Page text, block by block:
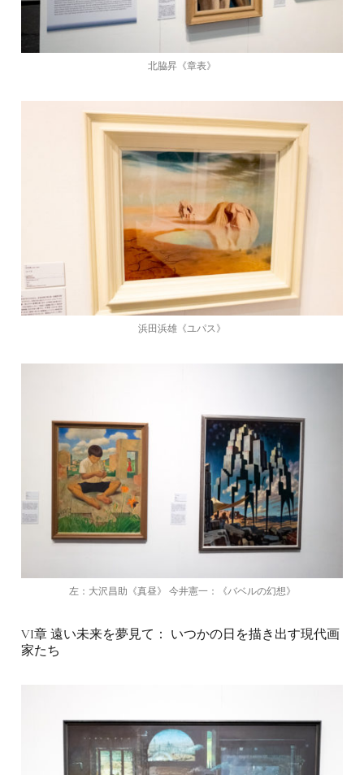
北脇昇《章表》
浜田浜雄《ユパス》
左：大沢昌助《真昼》 今井憲一：《バベルの幻想》
VI章 遠い未来を夢見て： いつかの日を描き出す現代画
家たち